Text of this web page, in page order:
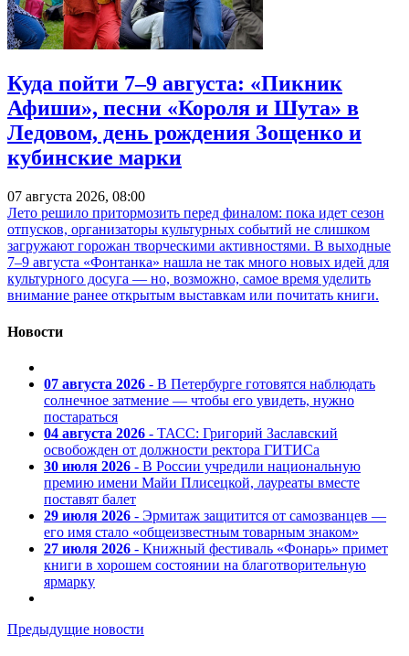
Куда пойти 7–9 августа: «Пикник
Афиши», песни «Короля и Шута» в
Ледовом, день рождения Зощенко и
кубинские марки
07 августа 2026, 08:00
Лето решило притормозить перед финалом: пока идет сезон
отпусков, организаторы культурных событий не слишком
загружают горожан творческими активностями. В выходные
7–9 августа «Фонтанка» нашла не так много новых идей для
культурного досуга — но, возможно, самое время уделить
внимание ранее открытым выставкам или почитать книги.
Новости
07 августа 2026 - В Петербурге готовятся наблюдать
солнечное затмение — чтобы его увидеть, нужно
постараться
04 августа 2026 - ТАСС: Григорий Заславский
освобожден от должности ректора ГИТИСа
30 июля 2026 - В России учредили национальную
премию имени Майи Плисецкой, лауреаты вместе
поставят балет
29 июля 2026 - Эрмитаж защитится от самозванцев —
его имя стало «общеизвестным товарным знаком»
27 июля 2026 - Книжный фестиваль «Фонарь» примет
книги в хорошем состоянии на благотворительную
ярмарку
Предыдущие новости